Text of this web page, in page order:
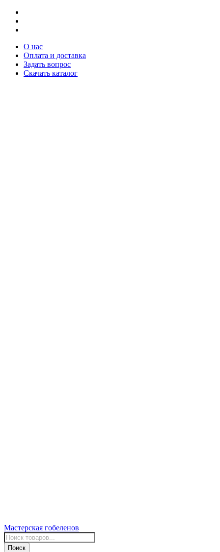
О нас
Оплата и доставка
Задать вопрос
Скачать каталог
Мастерская гобеленов
Поиск
товаров
Поиск